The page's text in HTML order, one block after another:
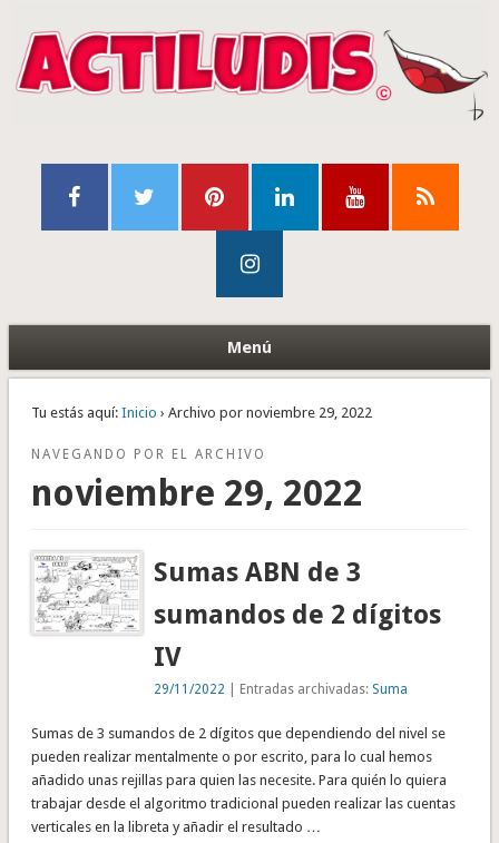
Menú
Tu estás aquí: Inicio › Archivo por noviembre 29, 2022
NAVEGANDO POR EL ARCHIVO
noviembre 29, 2022
Sumas ABN de 3
sumandos de 2 dígitos
IV
29/11/2022 | Entradas archivadas: Suma
Sumas de 3 sumandos de 2 dígitos que dependiendo del nivel se
pueden realizar mentalmente o por escrito, para lo cual hemos
añadido unas rejillas para quien las necesite. Para quién lo quiera
trabajar desde el algoritmo tradicional pueden realizar las cuentas
verticales en la libreta y añadir el resultado …